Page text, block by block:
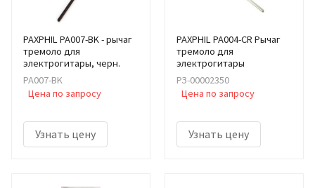
PAXPHIL PA007-BK - рычаг
тремоло для
электрогитары, черн.
PA007-BK
Цена по запросу
Узнать цену
PAXPHIL PA004-CR Рычаг
тремоло для
электрогитары
РЗ-00002350
Цена по запросу
Узнать цену